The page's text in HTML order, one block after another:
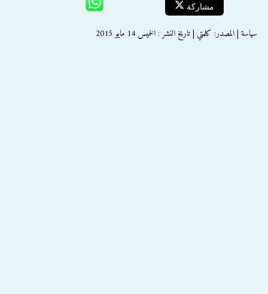
مشاركة
سياسة | المصدر: كلمتي | تاريخ النشر : الخميس 14 مايو 2015